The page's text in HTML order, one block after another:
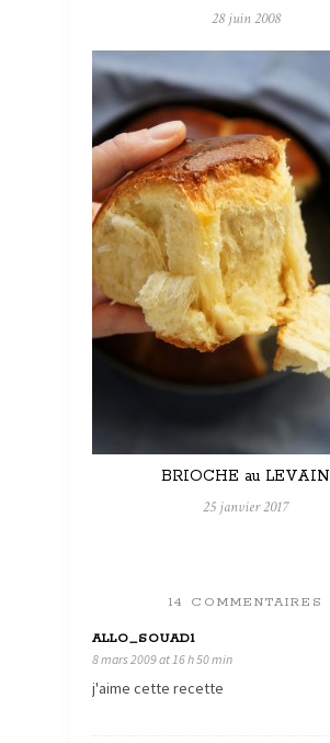
28 juin 2008
BRIOCHE au LEVAIN
25 janvier 2017
14 COMMENTAIRES
ALLO_SOUAD1
8 mars 2009 at 16 h 50 min
j'aime cette recette